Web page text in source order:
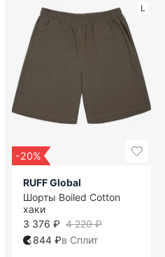
L
-20%
RUFF Global
Шорты Boiled Cotton
хаки
4 220 ₽
3 376 ₽
844 ₽в Сплит